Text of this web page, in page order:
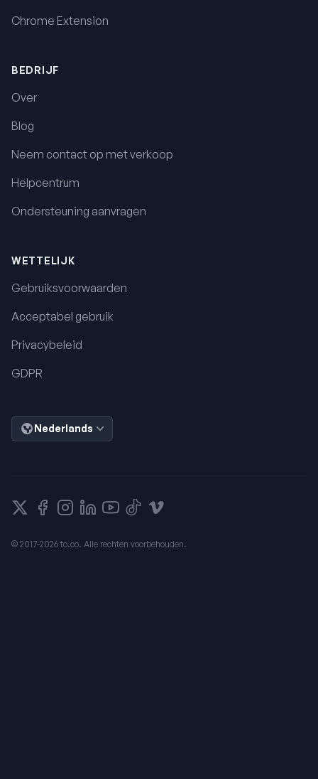
Chrome Extension
BEDRIJF
Over
Blog
Neem contact op met verkoop
Helpcentrum
Ondersteuning aanvragen
WETTELIJK
Gebruiksvoorwaarden
Acceptabel gebruik
Privacybeleid
GDPR
Nederlands
X Facebook
Instagram
LinkedInYouTubeTiktokVimeo
© 2017-2026 to.co. Alle rechten voorbehouden.